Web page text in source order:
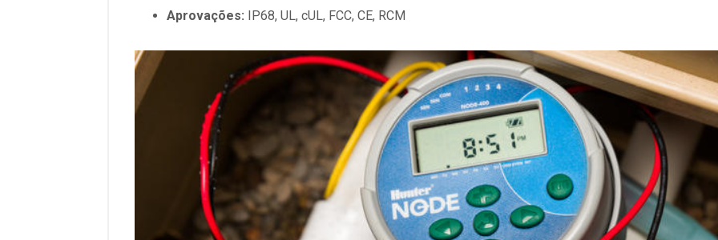
Aprovações: IP68, UL, cUL, FCC, CE, RCM